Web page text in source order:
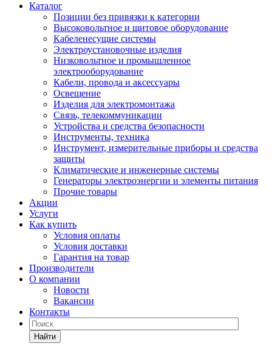
Каталог
Позиции без привязки к категории
Высоковольтное и щитовое оборудование
Кабеленесущие системы
Электроустановочные изделия
Низковольтное и промышленное
электрооборудование
Кабели, провода и аксессуары
Освещение
Изделия для электромонтажа
Связь, телекоммуникации
Устройства и средства безопасности
Инструменты, техника
Инструмент, измерительные приборы и средства
защиты
Климатические и инженерные системы
Генераторы электроэнергии и элементы питания
Прочие товары
Акции
Услуги
Как купить
Условия оплаты
Условия доставки
Гарантия на товар
Производители
О компании
Новости
Вакансии
Контакты
Найти